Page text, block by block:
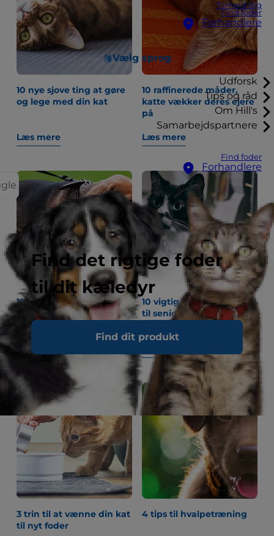
Tilmeld dig
Find foder
Forhandlere
Vælg sprog
Udforsk
Tips og råd
Om Hill's
Samarbejdspartnere
Find foder
Forhandlere
Find det rigtige foder
til dit kæledyr
Find dit produkt
10 nye sjove ting at gøre
og lege med din kat
Læs mere
10 raffinerede måder,
katte vækker deres ejere
på
Læs mere
10 råd til, hvordan du
forbereder dig på at
adoptere en hund
Læs mere
10 vigtige sundhedstips
til senior katte
3 trin til at vænne din kat
til nyt foder
4 tips til hvalpetræning